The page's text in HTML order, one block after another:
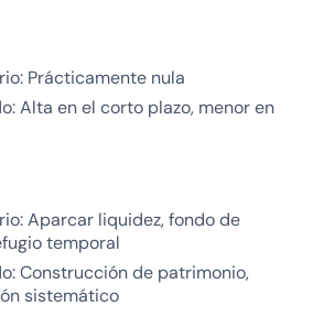
Prácticamente nula
Alta en el corto plazo, menor en
Aparcar liquidez, fondo de
temporal
Construcción de patrimonio,
sistemático